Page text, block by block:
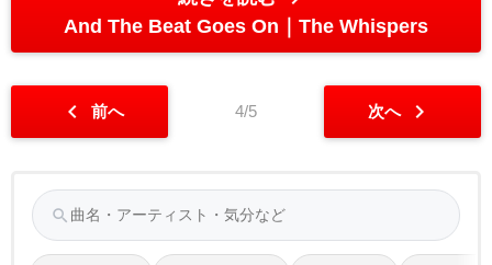
And The Beat Goes On The Whispers
chevron_left 前へ 4/5 次へ chevron_right
search